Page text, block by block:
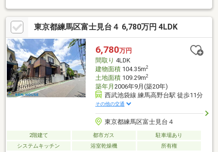
客様の【生涯顧問】として 各専門領域に特化したチーム体制とな
っております ■お客様からの紹介・リピート 成約率48％（2025年
度実績）■目的から逆算した最適なご提案を、スピーディに■購
入・売却・リフォーム・相続の専門チームで多角的な対応をさせ
ていただきます。■提携ローン20銀行以上、買い替えのコンサ
ル、充実のアフターサービスのご提供■未公開物件・弊社限定の
物件、多数ございます！
東京都練馬区富士見台４ 6,780万円 4LDK
6,780万円
間取り 4LDK
建物面積104.35m2
土地面積109.29m2
築年月 2006年9月(築20年)
西武池袋線 練馬高野台駅 徒歩11分
その他の交通
東京都練馬区富士見台４
2階建て 都市ガス
駐車場あり
システムキッチン
浴室乾燥機 所有権